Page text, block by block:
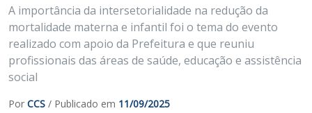
A importância da intersetorialidade na redução da
mortalidade materna e infantil foi o tema do evento
realizado com apoio da Prefeitura e que reuniu
profissionais das áreas de saúde, educação e assistência
social
Por CCS / Publicado em 11/09/2025